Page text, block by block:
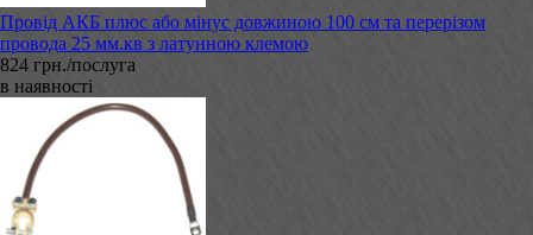
Провід АКБ плюс або мінус довжиною 100 см та перерізом
провода 25 мм.кв з латунною клемою
824 грн./послуга
в наявності